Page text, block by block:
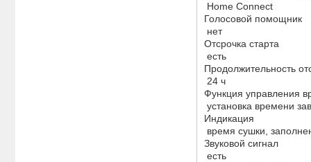
Home Connect
Голосовой помощник
нет
Отсрочка старта
есть
Продолжительность
24 ч
Функция управления
установка времени
Индикация
время сушки,
Звуковой сигнал
есть